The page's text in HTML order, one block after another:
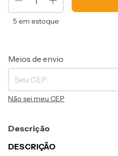
5 em estoque
Entregas para o CEP:
Meios de envio
Não sei meu CEP
Descrição
DESCRIÇÃO